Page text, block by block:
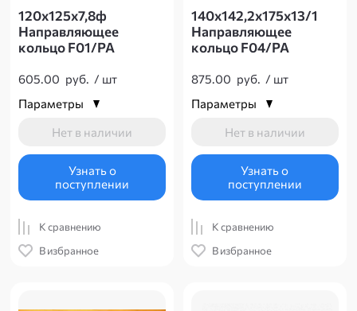
120х125х7,8ф
Направляющее
кольцо F01/PA
605.00 руб. / шт
Параметры
Нет в наличии
Узнать о
поступлении
К сравнению
В избранное
140х142,2х175х13/1
Направляющее
кольцо F04/PA
875.00 руб. / шт
Параметры
Нет в наличии
Узнать о
поступлении
К сравнению
В избранное